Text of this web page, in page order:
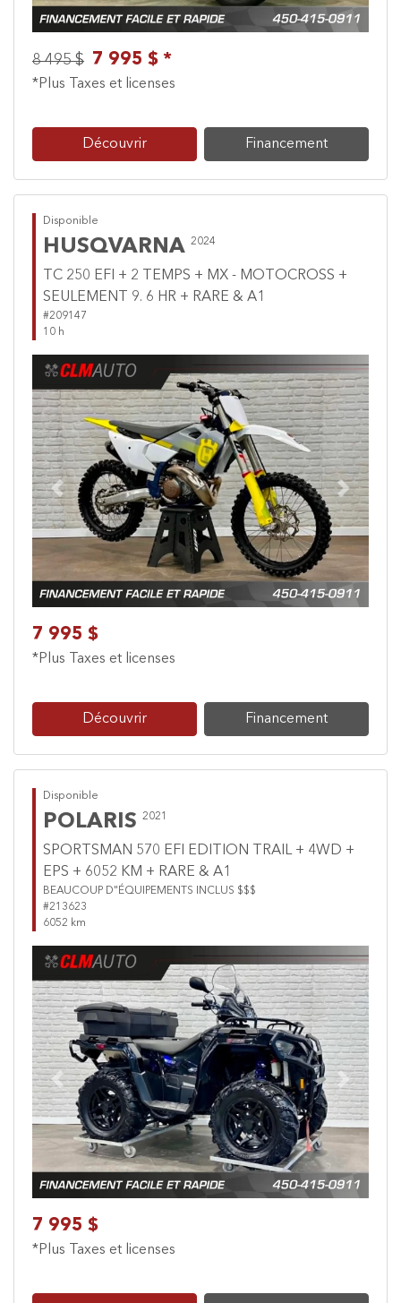
8 495 $ 7 995 $ *
*Plus Taxes et licenses
Découvrir Financement
Disponible
HUSQVARNA 2024
TC 250 EFI + 2 TEMPS + MX - MOTOCROSS +
SEULEMENT 9. 6 HR + RARE & A1
#209147
10 h
Previous Next
7 995 $
*Plus Taxes et licenses
Découvrir Financement
Disponible
POLARIS 2021
SPORTSMAN 570 EFI EDITION TRAIL + 4WD +
EPS + 6052 KM + RARE & A1
BEAUCOUP D"ÉQUIPEMENTS INCLUS $$$
#213623
6052 km
Previous Next
7 995 $
*Plus Taxes et licenses